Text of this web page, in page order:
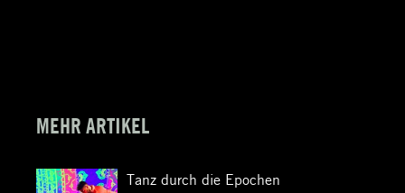
MEHR ARTIKEL
Tanz durch die Epochen